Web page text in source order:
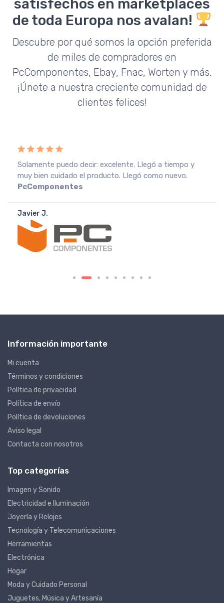
satisfechos en marketplaces
de toda Europa nos avalan!
Descubre por qué somos la opción preferida
de miles de compradores en
PcComponentes, Ebay, Fnac, Worten y más.
¡Únete a nuestra creciente comunidad de
clientes felices!
Solamente puedo decir: excelente. Llegó a tiempo y
muy bien cuidado el producto. Llegó como nuevo.
PcComponentes
Javier J.
Información importante
Mi cuenta
Términos y condiciones
Política de privacidad
Política de envío
Política de devoluciones
Aviso legal
Contacta con nosotros
Top categorías
Imagen y Sonido
Electricidad e Iluminación
Joyería y Relojes
Tecnología y Telecomunicaciones
Herramientas
Electrónica
Hogar
Moda y Cuidado Personal
Juguetes, Música y Artesanía